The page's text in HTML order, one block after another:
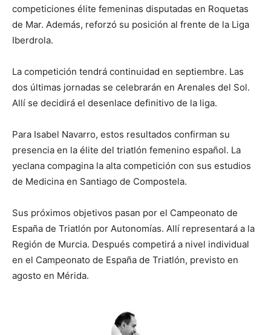
competiciones élite femeninas disputadas en Roquetas
de Mar. Además, reforzó su posición al frente de la Liga
Iberdrola.
La competición tendrá continuidad en septiembre. Las
dos últimas jornadas se celebrarán en Arenales del Sol.
Allí se decidirá el desenlace definitivo de la liga.
Para Isabel Navarro, estos resultados confirman su
presencia en la élite del triatlón femenino español. La
yeclana compagina la alta competición con sus estudios
de Medicina en Santiago de Compostela.
Sus próximos objetivos pasan por el Campeonato de
España de Triatlón por Autonomías. Allí representará a la
Región de Murcia. Después competirá a nivel individual
en el Campeonato de España de Triatlón, previsto en
agosto en Mérida.